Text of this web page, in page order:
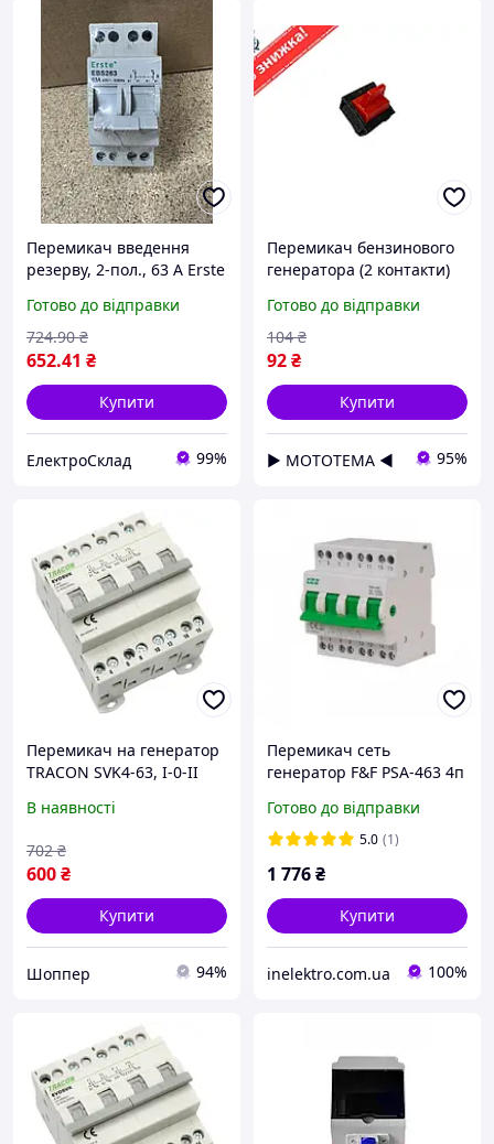
Перемикач введення
резерву, 2-пол., 63 А Erste
трьохпозиційний для
генератора EBS263
Готово до відправки
652.41 ₴
724.90 ₴
Купити
ЕлектроСклад 99%
Перемикач бензинового
генератора (2 контакти)
Готово до відправки
92₴
104 ₴
Купити
▶ МОТОТЕМА ◀ 95%
Перемикач на генератор
TRACON SVK4-63, I-0-II
полюси
В наявності
600₴
702 ₴
Купити
Шоппер 94%
Перемикач сеть
генератор F&F PSA-463 4п
Готово до відправки
5.0 (1)
1 776₴
Купити
inelektro.com.ua 100%